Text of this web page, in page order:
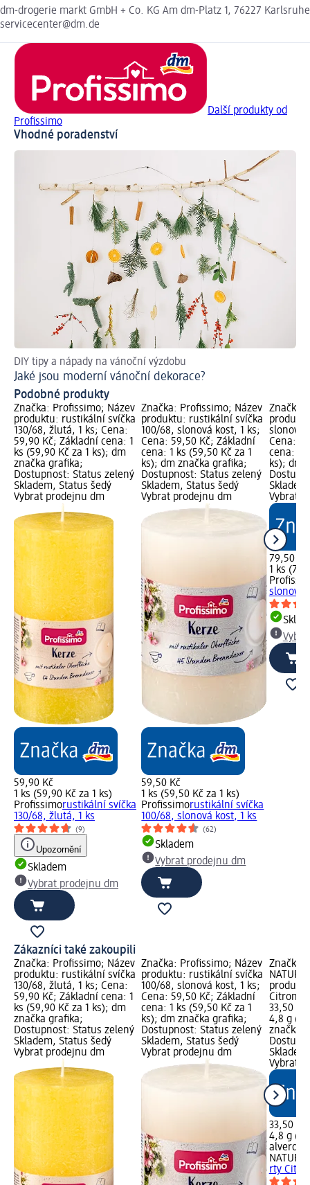
dm-drogerie markt GmbH + Co. KG Am dm-Platz 1, 76227 Karlsruhe
servicecenter@dm.de
Další produkty od
Profissimo
Vhodné poradenství
DIY tipy a nápady na vánoční výzdobu
Jaké jsou moderní vánoční dekorace?
Podobné produkty
Značka: Profissimo; Název
produktu: rustikální svíčka
130/68, žlutá, 1 ks; Cena:
59,90 Kč; Základní cena: 1
ks (59,90 Kč za 1 ks); dm
značka grafika;
Dostupnost: Status zelený
Skladem, Status šedý
Vybrat prodejnu dm
59,90 Kč
1 ks (59,90 Kč za 1 ks)
Profissimorustikální svíčka
130/68, žlutá, 1 ks
(9)
Upozornění
Skladem
Vybrat prodejnu dm
Značka: Profissimo; Název
produktu: rustikální svíčka
100/68, slonová kost, 1 ks;
Cena: 59,50 Kč; Základní
cena: 1 ks (59,50 Kč za 1
ks); dm značka grafika;
Dostupnost: Status zelený
Skladem, Status šedý
Vybrat prodejnu dm
59,50 Kč
1 ks (59,50 Kč za 1 ks)
Profissimorustikální svíčka
100/68, slonová kost, 1 ks
(62)
Skladem
Vybrat prodejnu dm
Značka:
slonová
Cena:
cena: 1
ks); dm
Vybrat
79,50 Kč
1 ks
slonová
Zákazníci také zakoupili
Značka: Profissimo; Název
produktu: rustikální svíčka
130/68, žlutá, 1 ks; Cena:
59,90 Kč; Základní cena: 1
ks (59,90 Kč za 1 ks); dm
značka grafika;
Dostupnost: Status zelený
Skladem, Status šedý
Vybrat prodejnu dm
Značka: Profissimo; Název
produktu: rustikální svíčka
100/68, slonová kost, 1 ks;
Cena: 59,50 Kč; Základní
cena: 1 ks (59,50 Kč za 1
ks); dm značka grafika;
Dostupnost: Status zelený
Skladem, Status šedý
Vybrat prodejnu dm
Značka:
33,50
4,8 g
značka
Vybrat
33,50 Kč
4,8 g
alverde
rty